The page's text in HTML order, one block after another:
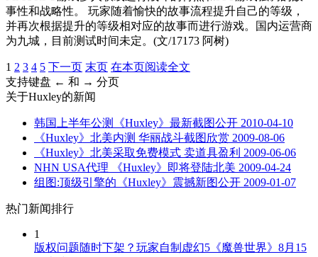
事性和战略性。 玩家随着愉快的故事流程提升自己的等级，
并再次根据提升的等级相对应的故事而进行游戏。国内运营商
为九城，目前测试时间未定。(文/17173 阿树)
1 2 3 4 5 下一页 末页 在本页阅读全文
支持键盘 ← 和 → 分页
关于Huxley的新闻
韩国上半年公测《Huxley》最新截图公开 2010-04-10
《Huxley》北美内测 华丽战斗截图欣赏 2009-08-06
《Huxley》北美采取免费模式 卖道具盈利 2009-06-06
NHN USA代理 《Huxley》即将登陆北美 2009-04-24
组图:顶级引擎的《Huxley》震撼新图公开 2009-01-07
热门新闻排行
1
版权问题随时下架？玩家自制虚幻5《魔兽世界》8月15